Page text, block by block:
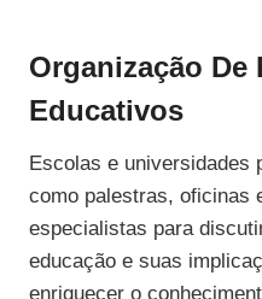
Organização De
Educativos
Escolas e universidades
como palestras, oficinas
especialistas para
educação e suas
enriquecer o